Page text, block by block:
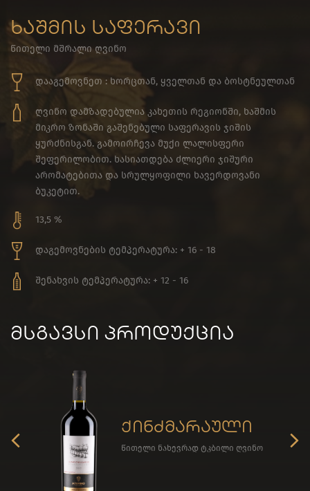
ხაშმის საფერავი
წითელი მშრალი ღვინო
დააგემოვნეთ : ხორცთან, ყველთან და ბოსტნეულთან
ღვინო დამზადებულია კახეთის რეგიონში, ხაშმის
მიკრო ზონაში გაშენებული საფერავის ჯიშის
ყურძნისგან. გამოირჩევა მუქი ლალისფერი
შეფერილობით. ხასიათდება ძლიერი ჯიშური
არომატებითა და სრულყოფილი ხავერდოვანი
ბუკეტით.
13,5 %
დაგემოვნების ტემპერატურა: + 16 - 18
შენახვის ტემპერატურა: + 12 - 16
მსგავსი პროდუქცია
ქინძმარაული
წითელი ნახევრად ტკბილი ღვინო